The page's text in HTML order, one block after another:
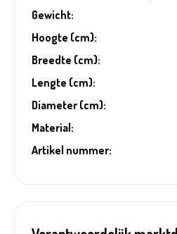
Gewicht:
Hoogte (cm):
Breedte (cm):
Lengte (cm):
Diameter (cm):
Material:
Artikel nummer: